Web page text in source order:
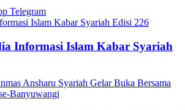
Telegram
Islam Kabar Syariah Edisi 226
Informasi Islam Kabar Syariah
Ansharu Syariah Gelar Buka Bersama
Banyuwangi